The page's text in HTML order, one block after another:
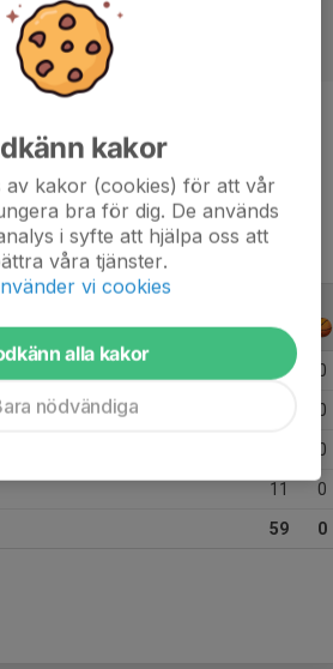
10 0
0
0
11 0
59 0
kakor
av kakor (cookies) för att vår
bra för dig. De används
i syfte att hjälpa oss att
våra tjänster.
vi cookies
alla kakor
nödvändiga